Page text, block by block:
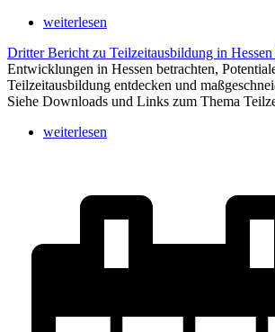
weiterlesen
Dritter Bericht zu Teilzeitausbildung in
Entwicklungen in Hessen betrachten,
Teilzeitausbildung entdecken und
Siehe Downloads und Links zum Thema
weiterlesen